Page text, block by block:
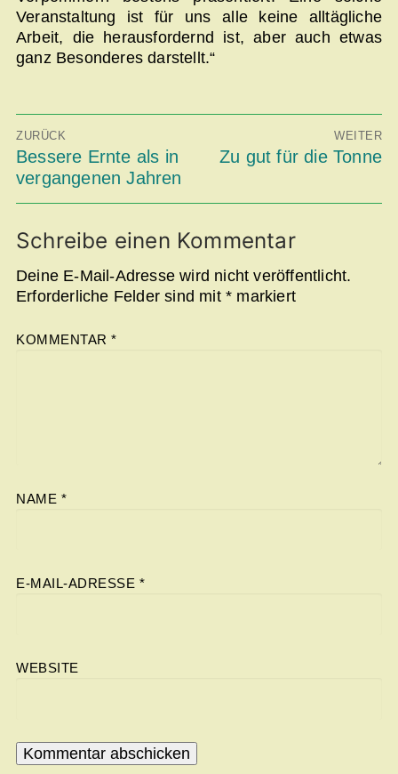
Veranstaltung ist für uns alle keine alltägliche
Arbeit, die herausfordernd ist, aber auch etwas
ganz Besonderes darstellt.“
Beitragsnavigation
ZURÜCK
Vorheriger
Beitrag:
Bessere Ernte als in
vergangenen Jahren
WEITER
Nächster
Zu gut für die Tonne
Schreibe einen Kommentar
Deine E-Mail-Adresse wird nicht veröffentlicht.
Erforderliche Felder sind mit * markiert
KOMMENTAR *
NAME *
E-MAIL-ADRESSE *
WEBSITE